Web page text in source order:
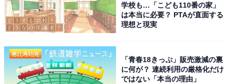
All About ガイドがすすめる洗濯機：パナソニック
「NA-LX129D」
学校も…「こども110番の家」
は本当に必要？ PTAが直面する
理想と現実
「青春18きっぷ」販売激減の裏
に何が？ 連続利用の厳格化だけ
ではない「本当の理由」